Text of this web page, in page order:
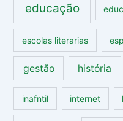
educação
escolas literarias
gestão história
inafntil internet